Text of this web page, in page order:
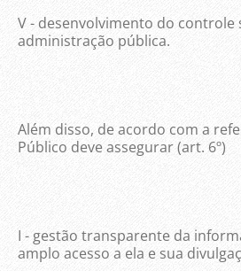
V - desenvolvimento do controle
administração pública.
Além disso, de acordo com a
Público deve assegurar (art. 6º)
I - gestão transparente da
amplo acesso a ela e sua